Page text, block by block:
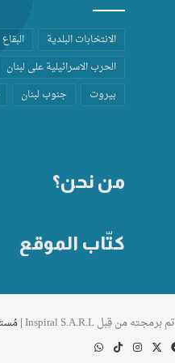
الانتخابات البلدية البقاع
الحرب الاسرائيلية على لبنان
بيروت
جنوب لبنان
من نحن؟
كتّاب الموقع
تم برمجته من قِبل Inspiral S.A.R.L |
فيسبوك انستقرام‫TikTokواتساب